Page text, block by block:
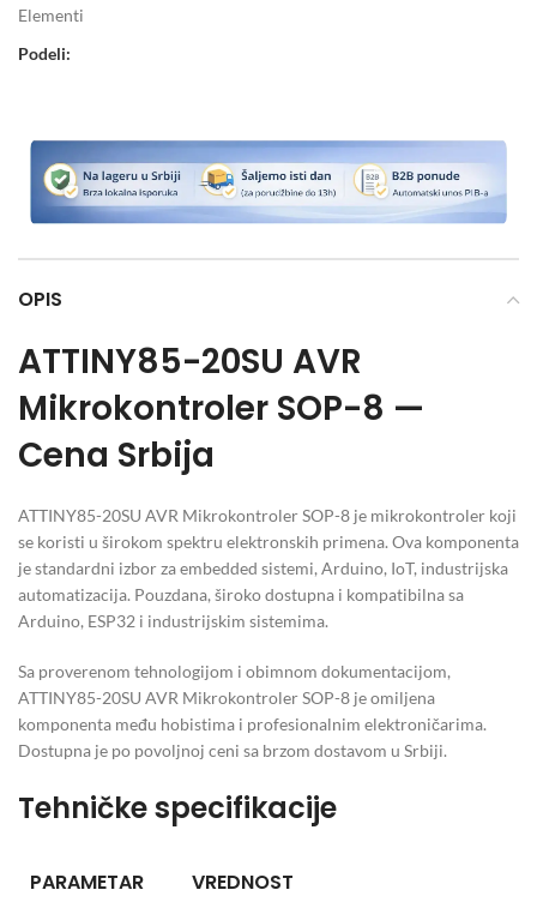
Elementi
Podeli:
OPIS
ATTINY85-20SU AVR
Mikrokontroler SOP-8 —
Cena Srbija
ATTINY85-20SU AVR Mikrokontroler SOP-8 je mikrokontroler koji
se koristi u širokom spektru elektronskih primena. Ova komponenta
je standardni izbor za embedded sistemi, Arduino, IoT, industrijska
automatizacija. Pouzdana, široko dostupna i kompatibilna sa
Arduino, ESP32 i industrijskim sistemima.
Sa proverenom tehnologijom i obimnom dokumentacijom,
ATTINY85-20SU AVR Mikrokontroler SOP-8 je omiljena
komponenta među hobistima i profesionalnim elektroničarima.
Dostupna je po povoljnoj ceni sa brzom dostavom u Srbiji.
Tehničke specifikacije
PARAMETAR VREDNOST